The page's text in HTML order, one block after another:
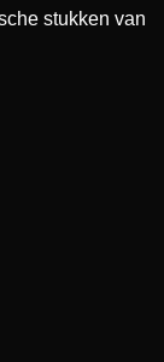
stukken van